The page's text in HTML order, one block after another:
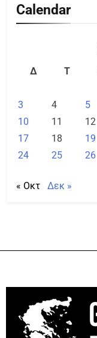
Calendar
Δ
Τ
3
4 5
10
11 12
17
18 19
24
25 26
« Οκτ Δεκ »